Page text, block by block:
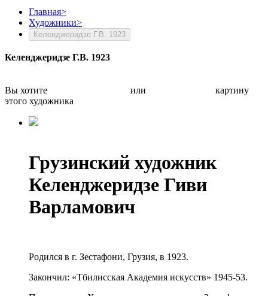
Главная>
Художники>
Келенджеридзе Г.В. 1923
Келенджеридзе Г.В. 1923
Вы хотите или
картину
этого художника
Грузинский художник
Келенджеридзе Гиви
Варламович
Родился в г. Зестафони, Грузия, в 1923.
Закончил: «Тбилисская Академия искусств» 1945-53.